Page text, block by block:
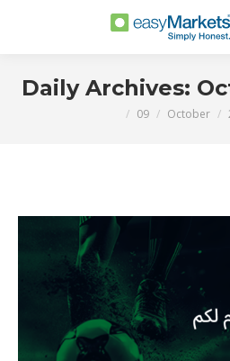
Daily Archives:
October
09